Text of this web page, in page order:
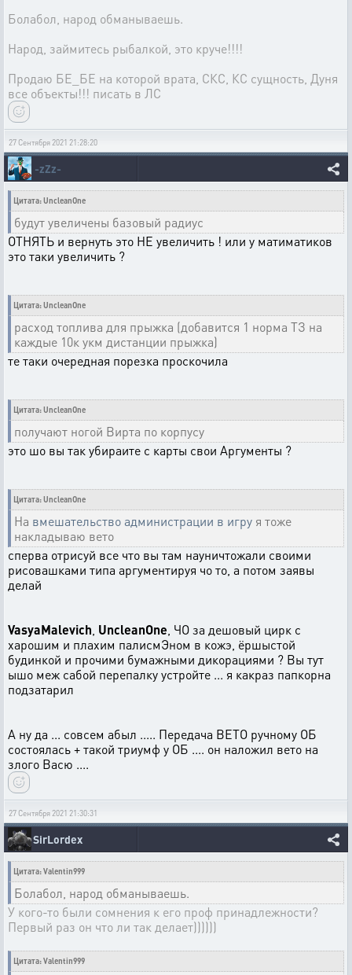
Болабол, народ обманываешь.
Народ, займитесь рыбалкой, это круче!!!!
Продаю БЕ_БЕ на которой врата, СКС, КС сущность, Дуня
все объекты!!! писать в ЛС
27 Сентября 2021 21:28:20
-zZz-
Цитата: UncleanOne
будут увеличены базовый радиус
ОТНЯТЬ и вернуть это НЕ увеличить ! или у матиматиков
это таки увеличить ?
Цитата: UncleanOne
расход топлива для прыжка (добавится 1 норма ТЗ на
каждые 10к укм дистанции прыжка)
те таки очередная порезка проскочила
Цитата: UncleanOne
получают ногой Вирта по корпусу
это шо вы так убираите с карты свои Аргументы ?
Цитата: UncleanOne
На вмешательство администрации в игру я тоже
накладываю вето
сперва отрисуй все что вы там науничтожали своими
рисовашками типа аргументируя чо то, а потом заявы
делай
VasyaMalevich UncleanOne , ЧО за дешовый цирк с
харошим и плахим палисмЭном в кожэ, ёршыстой
будинкой и прочими бумажными дикорациями ? Вы тут
ышо меж сабой перепалку устройте ... я какраз папкорна
подзатарил
А ну да ... совсем абыл ..... Передача ВЕТО ручному ОБ
состоялась + такой триумф у ОБ .... он наложил вето на
злого Васю ....
27 Сентября 2021 21:30:31
SirLordex
Цитата: Valentin999
Болабол, народ обманываешь.
У кого-то были сомнения к его проф принадлежности?
Первый раз он что ли так делает))))))
Цитата: Valentin999